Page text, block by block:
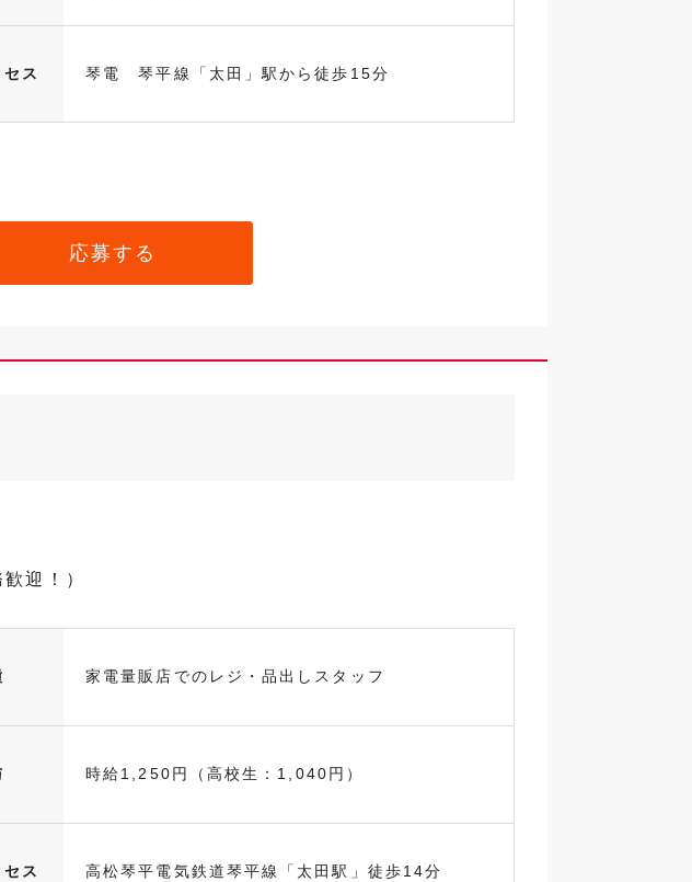
ス 琴電 琴平線「太田」駅から徒歩15分
応募する
迎！）
家電量販店でのレジ・品出しスタッフ
時給1,250円（高校生：1,040円）
ス 高松琴平電気鉄道琴平線「太田駅」徒歩14分